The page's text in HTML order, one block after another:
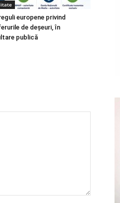
europene privind
de deșeuri, în
publică